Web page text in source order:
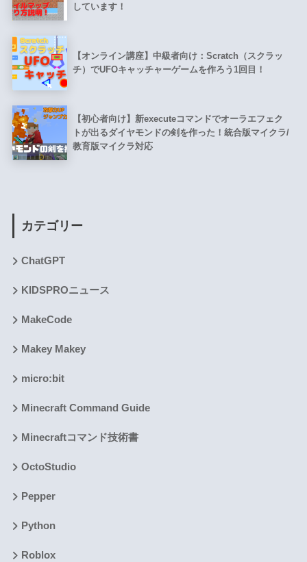
しています！
【オンライン講座】中級者向け：Scratch（スクラッ
チ）でUFOキャッチャーゲームを作ろう1回目！
【初心者向け】新executeコマンドでオーラエフェク
トが出るダイヤモンドの剣を作った！統合版マイクラ/
教育版マイクラ対応
カテゴリー
ChatGPT
KIDSPROニュース
MakeCode
Makey Makey
micro:bit
Minecraft Command Guide
Minecraftコマンド技術書
OctoStudio
Pepper
Python
Roblox